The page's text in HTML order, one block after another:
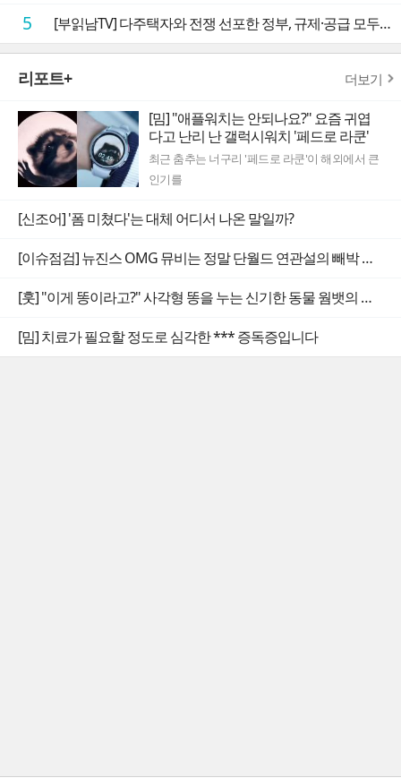
5 [부읽남TV] 다주택자와 전쟁 선포한 정부, 규제·공급 모두 실효성 의문
리포트+ 더보기
[밈] "애플워치는 안되나요?" 요즘 귀엽
다고 난리 난 갤럭시워치 '페드로 라쿤'
최근 춤추는 너구리 '페드로 라쿤'이 해외에서 큰
인기를
[신조어] '폼 미쳤다'는 대체 어디서 나온 말일까?
[이슈점검] 뉴진스 OMG 뮤비는 정말 단월드 연관설의 빼박 증거일까
[훗] "이게 똥이라고?" 사각형 똥을 누는 신기한 동물 웜뱃의 비밀
[밈] 치료가 필요할 정도로 심각한 *** 증독증입니다